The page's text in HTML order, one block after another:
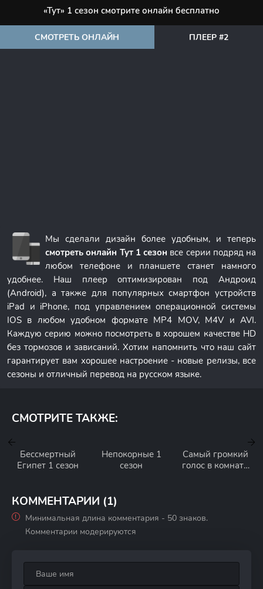
«Тут» 1 сезон смотрите онлайн бесплатно
СМОТРЕТЬ ОНЛАЙН ПЛЕЕР #2
Мы сделали дизайн более удобным, и теперь
смотреть онлайн Тут 1 сезон все серии подряд на
любом телефоне и планшете станет намного
удобнее. Наш плеер оптимизирован под Андроид
(Android), а также для популярных смартфон устройств
iPad и iPhone, под управлением операционной системы
IOS в любом удобном формате MP4 MOV, M4V и AVI.
Каждую серию можно посмотреть в хорошем качестве HD
без тормозов и зависаний. Хотим напомнить что наш сайт
гарантирует вам хорошее настроение - новые релизы, все
сезоны и отличный перевод на русском языке.
СМОТРИТЕ ТАКЖЕ:
Бессмертный
Египет 1 сезон
Непокорные 1
сезон
Самый громкий
голос в комнате
КОММЕНТАРИИ (1)
Минимальная длина комментария - 50 знаков.
Комментарии модерируются